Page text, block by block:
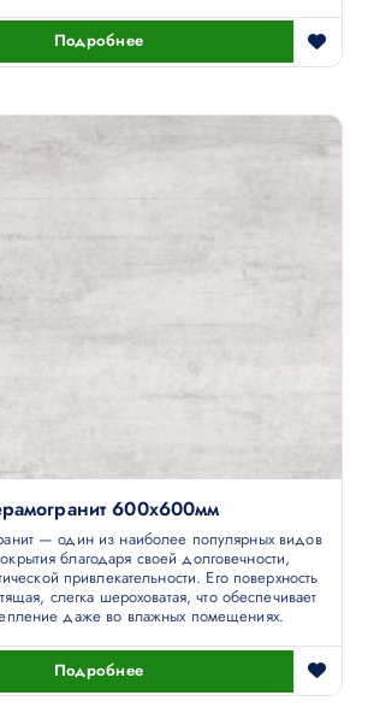
Подробнее
600х600мм
— один из наиболее популярных видов
благодаря своей долговечности,
привлекательности. Его поверхность
слегка шероховатая, что обеспечивает
даже во влажных помещениях.
Подробнее